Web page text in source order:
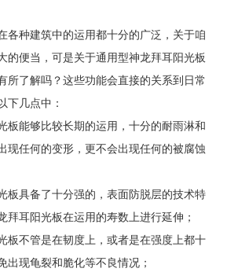
各种建筑中的运用都十分的广泛，关于咱
的便当，可是关于通用型神龙拜耳阳光板
所了解吗？这些功能会直接的关系到日常
下几点中：
板能够比较长期的运用，十分的耐雨淋和
现任何的变形，更不会出现任何的被腐蚀
板具备了十分强的，表面防脱层的技术特
拜耳阳光板在运用的寿数上进行延伸；
板不管是在韧度上，或者是在强度上都十
出现龟裂和脆化等不良情况；